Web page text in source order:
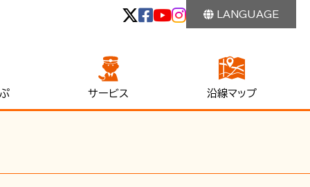
LANGUAGE
サービス 沿線マップ